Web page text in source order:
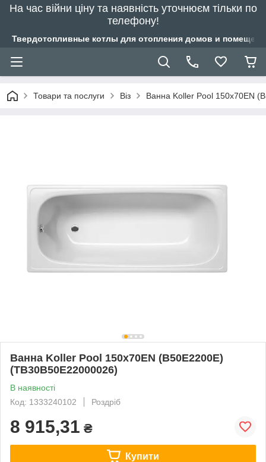
На час війни ціну та наявність уточнюєм тільки по
телефону!
Твердотопливные котлы для отопления домов и
Товари та послуги Віз Ванна Koller Pool 150х70EN
Ванна Koller Pool 150х70EN (B50E2200E)
(TB30B50E22000026)
В наявності
Код: 1333240102
Роздріб
8 915,31 ₴
Купити